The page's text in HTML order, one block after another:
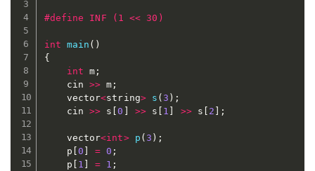
#define INF (1 << 30)
int main ( )
{
int m ;
	cin
>> m ;
	vector
<string> s (3 ) ;
	cin
>> s [0 >> s 1 >> s 2 ;
	vector
<int> p ( 3 ) ;
	p
0 = 0 ;
	p
1 = 1 ;